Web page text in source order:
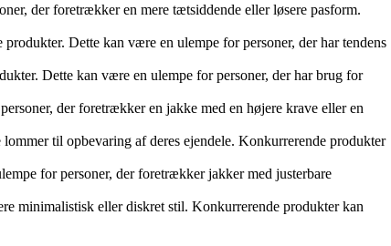
der foretrækker en mere tætsiddende eller løsere pasform.
Dette kan være en ulempe for personer, der har tendens
Dette kan være en ulempe for personer, der har brug for
der foretrækker en jakke med en højere krave eller en
til opbevaring af deres ejendele. Konkurrerende produkter
for personer, der foretrækker jakker med justerbare
minimalistisk eller diskret stil. Konkurrerende produkter kan